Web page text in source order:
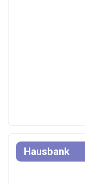
Hausbank